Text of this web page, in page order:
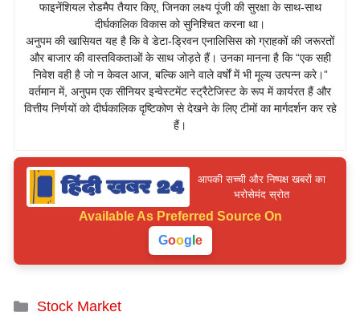
फाइनेंशियल रोडमैप तैयार किए, जिनका लक्ष्य पूंजी की सुरक्षा के साथ-साथ
दीर्घकालिक विकास को सुनिश्चित करना था।
अनुपम की खासियत यह है कि वे डेटा-ड्रिवन एनालिसिस को ग्राहकों की जरूरतों
और बाजार की वास्तविकताओं के साथ जोड़ते हैं। उनका मानना है कि “एक सही
निवेश वही है जो न केवल आज, बल्कि आने वाले वर्षों में भी मूल्य उत्पन्न करे।”
वर्तमान में, अनुपम एक सीनियर इन्वेस्टमेंट स्ट्रैटेजिस्ट के रूप में कार्यरत हैं और
वित्तीय निर्णयों को दीर्घकालिक दृष्टिकोण से देखने के लिए टीमों का मार्गदर्शन कर रहे
हैं।
आपकी सच्ची और निष्पक्ष खबरों का
भरोसेमंद स्रोत
Available As Preferred Source On
Goog e
Categories
Stock Market